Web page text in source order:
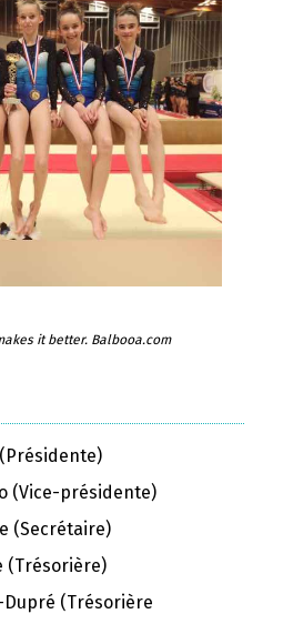
it better. Balbooa.com
(Vice-présidente)
(Secrétaire)
(Trésorière)
Dupré (Trésorière